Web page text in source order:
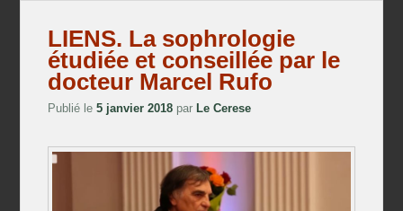
LIENS. La sophrologie
étudiée et conseillée par le
docteur Marcel Rufo
Publié le5 janvier 2018 par Le Cerese